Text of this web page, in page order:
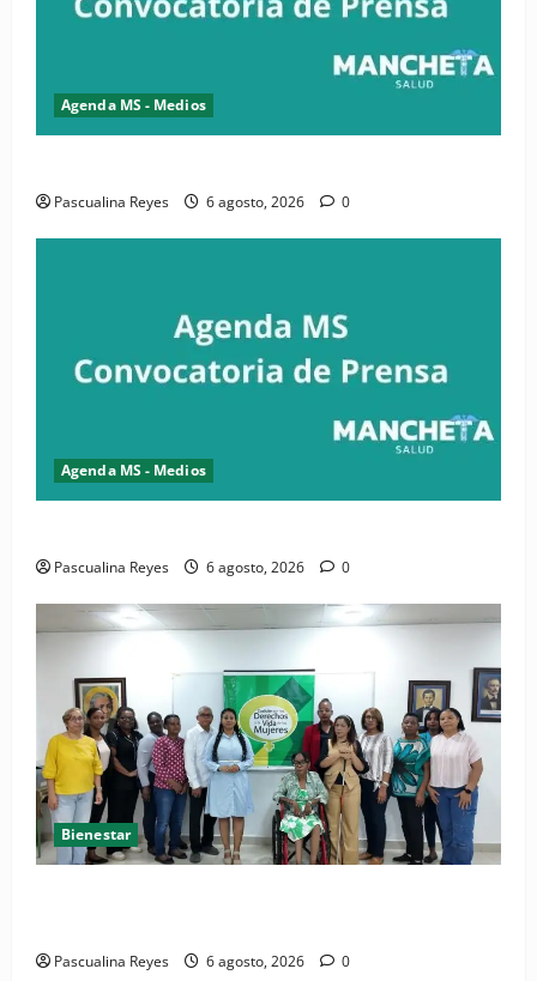
Agenda MS - Medios
Pascualina Reyes 6 agosto, 2026 0
Agenda MS - Medios
Pascualina Reyes 6 agosto, 2026 0
Bienestar
Pascualina Reyes 6 agosto, 2026 0